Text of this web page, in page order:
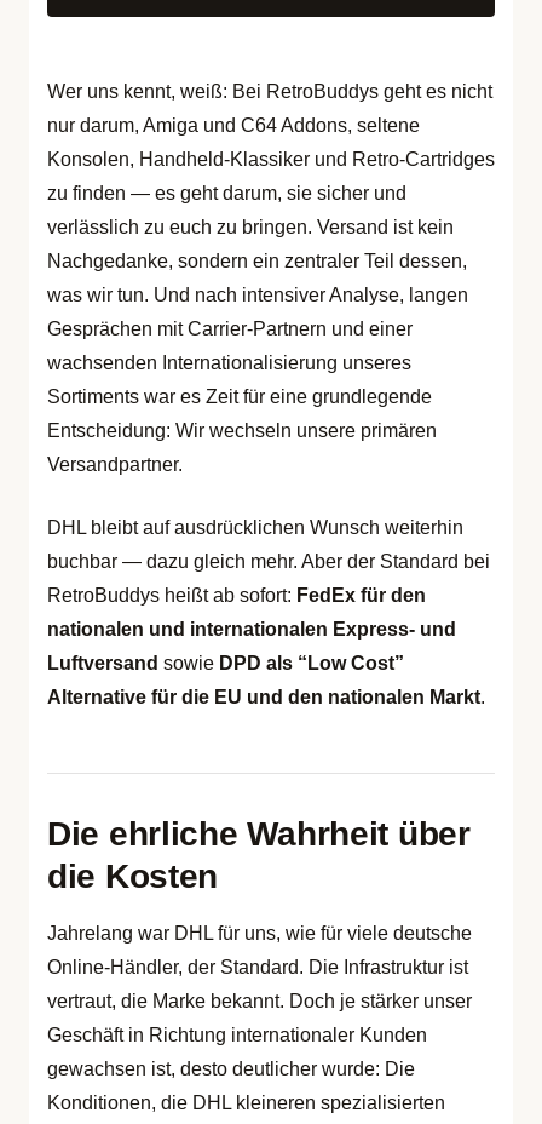
Wer uns kennt, weiß: Bei RetroBuddys geht es nicht
nur darum, Amiga und C64 Addons, seltene
Konsolen, Handheld-Klassiker und Retro-Cartridges
zu finden — es geht darum, sie sicher und
verlässlich zu euch zu bringen. Versand ist kein
Nachgedanke, sondern ein zentraler Teil dessen,
was wir tun. Und nach intensiver Analyse, langen
Gesprächen mit Carrier-Partnern und einer
wachsenden Internationalisierung unseres
Sortiments war es Zeit für eine grundlegende
Entscheidung: Wir wechseln unsere primären
Versandpartner.
DHL bleibt auf ausdrücklichen Wunsch weiterhin
buchbar — dazu gleich mehr. Aber der Standard bei
RetroBuddys heißt ab sofort: FedEx für den
nationalen und internationalen Express- und
Luftversand sowie DPD als “Low Cost”
Alternative für die EU und den nationalen Markt.
Die ehrliche Wahrheit über
die Kosten
Jahrelang war DHL für uns, wie für viele deutsche
Online-Händler, der Standard. Die Infrastruktur ist
vertraut, die Marke bekannt. Doch je stärker unser
Geschäft in Richtung internationaler Kunden
gewachsen ist, desto deutlicher wurde: Die
Konditionen, die DHL kleineren spezialisierten